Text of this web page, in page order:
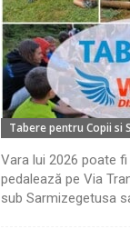
Tabere pentru Copii si
Vara lui 2026 poate
pedalează pe Via
sub Sarmizegetusa